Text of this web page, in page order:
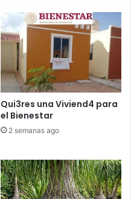
Qui3res una Viviend4 para
el Bienestar
2 semanas ago